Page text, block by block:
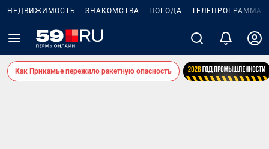
НЕДВИЖИМОСТЬ ЗНАКОМСТВА ПОГОДА ТЕЛЕПРОГРАММА
Как Прикамье пережило ракетную опасность